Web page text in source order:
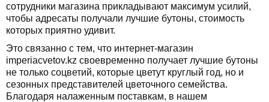
сотрудники магазина прикладывают максимум усилий,
чтобы адресаты получали лучшие бутоны, стоимость
которых приятно удивит.
Это связанно с тем, что интернет-магазин
imperiacvetov.kz своевременно получает лучшие бутоны
не только соцветий, которые цветут круглый год, но и
сезонных представителей цветочного семейства.
Благодаря налаженным поставкам, в нашем